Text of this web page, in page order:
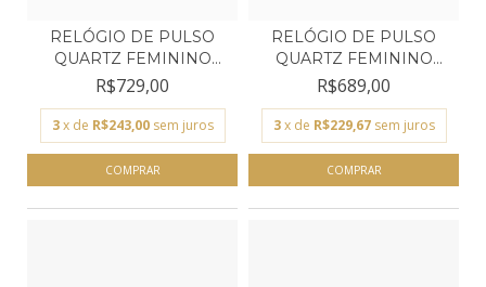
RELÓGIO DE PULSO
QUARTZ FEMININO
TECHNOS...
R$729,00
3 x de R$243,00 sem juros
RELÓGIO DE PULSO
QUARTZ FEMININO
TECHNOS...
R$689,00
3 x de R$229,67 sem juros